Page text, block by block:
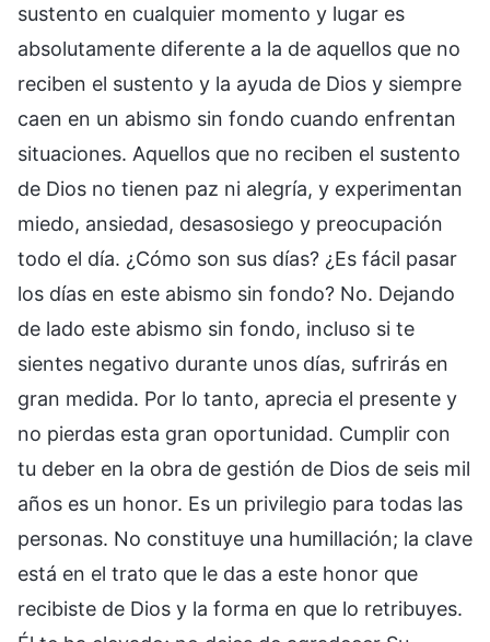
sustento en cualquier momento y lugar es
absolutamente diferente a la de aquellos que no
reciben el sustento y la ayuda de Dios y siempre
caen en un abismo sin fondo cuando enfrentan
situaciones. Aquellos que no reciben el sustento
de Dios no tienen paz ni alegría, y experimentan
miedo, ansiedad, desasosiego y preocupación
todo el día. ¿Cómo son sus días? ¿Es fácil pasar
los días en este abismo sin fondo? No. Dejando
de lado este abismo sin fondo, incluso si te
sientes negativo durante unos días, sufrirás en
gran medida. Por lo tanto, aprecia el presente y
no pierdas esta gran oportunidad. Cumplir con
tu deber en la obra de gestión de Dios de seis mil
años es un honor. Es un privilegio para todas las
personas. No constituye una humillación; la clave
está en el trato que le das a este honor que
recibiste de Dios y la forma en que lo retribuyes.